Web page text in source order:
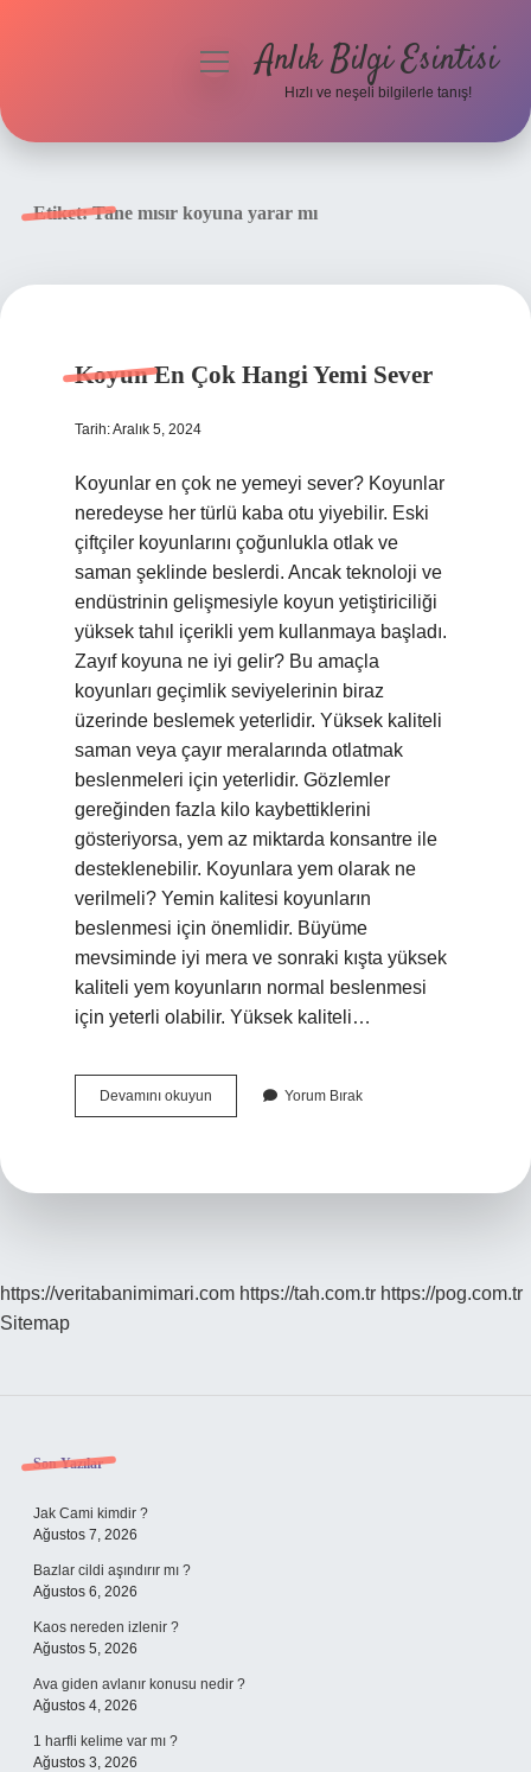
menüyüAnlık Bilgi Esintisi
Hızlı ve neşeli bilgilerle tanış!
Etiket:Tane mısır koyuna yarar mı
Koyun En Çok Hangi Yemi Sever
Tarih: Aralık 5, 2024
Koyunlar en çok ne yemeyi sever? Koyunlar
neredeyse her türlü kaba otu yiyebilir. Eski
çiftçiler koyunlarını çoğunlukla otlak ve
saman şeklinde beslerdi. Ancak teknoloji ve
endüstrinin gelişmesiyle koyun yetiştiriciliği
yüksek tahıl içerikli yem kullanmaya başladı.
Zayıf koyuna ne iyi gelir? Bu amaçla
koyunları geçimlik seviyelerinin biraz
üzerinde beslemek yeterlidir. Yüksek kaliteli
saman veya çayır meralarında otlatmak
beslenmeleri için yeterlidir. Gözlemler
gereğinden fazla kilo kaybettiklerini
gösteriyorsa, yem az miktarda konsantre ile
desteklenebilir. Koyunlara yem olarak ne
verilmeli? Yemin kalitesi koyunların
beslenmesi için önemlidir. Büyüme
mevsiminde iyi mera ve sonraki kışta yüksek
kaliteli yem koyunların normal beslenmesi
için yeterli olabilir. Yüksek kaliteli…
Devamını okuyun
En
Yorum Bırak
https://veritabanimimari.com https://tah.com.tr https://pog.com.tr
Sitemap
Sidebar
Son Yazılar
Jak Cami kimdir ?
Ağustos 7, 2026
Bazlar cildi aşındırır mı ?
Ağustos 6, 2026
Kaos nereden izlenir ?
Ağustos 5, 2026
Ava giden avlanır konusu nedir ?
Ağustos 4, 2026
1 harfli kelime var mı ?
Ağustos 3, 2026